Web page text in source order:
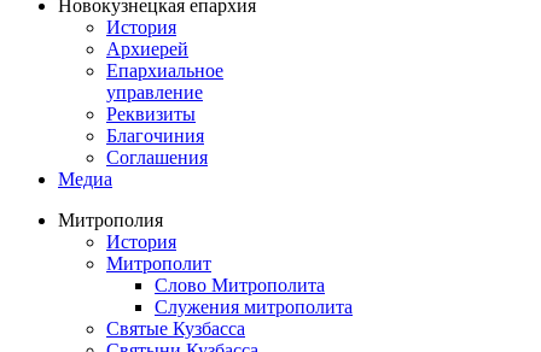
Новокузнецкая епархия
История
Архиерей
Епархиальное
управление
Реквизиты
Благочиния
Соглашения
Медиа
Митрополия
История
Митрополит
Слово Митрополита
Служения митрополита
Святые Кузбасса